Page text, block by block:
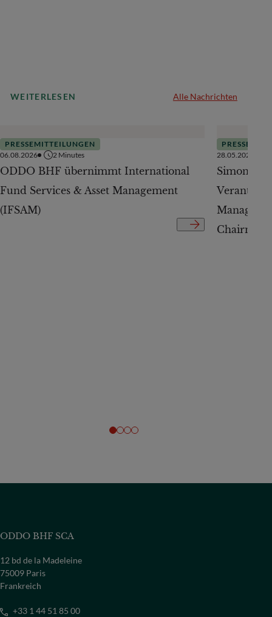
WEITERLESEN Alle Nachrichten
PRESSEMITTEILUNGEN
06.08.2026
2 Minutes
ODDO BHF übernimmt International
Fund Services & Asset Management
(IFSAM)
28.05.2026
Simone
Chairman.
ODDO BHF SCA
12 bd de la Madeleine
75009 Paris
Frankreich
+33 1 44 51 85 00